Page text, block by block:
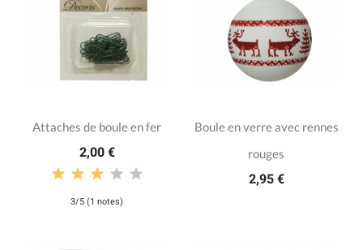
Attaches de boule en fer
2,00 €
3/5 (1 notes)
Boule en verre avec rennes
rouges
2,95 €